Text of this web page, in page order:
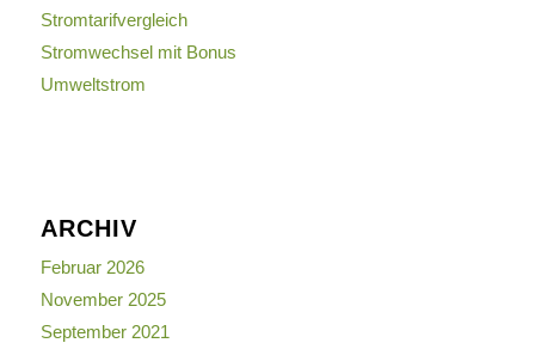
Stromtarifvergleich
Stromwechsel mit Bonus
Umweltstrom
ARCHIV
Februar 2026
November 2025
September 2021